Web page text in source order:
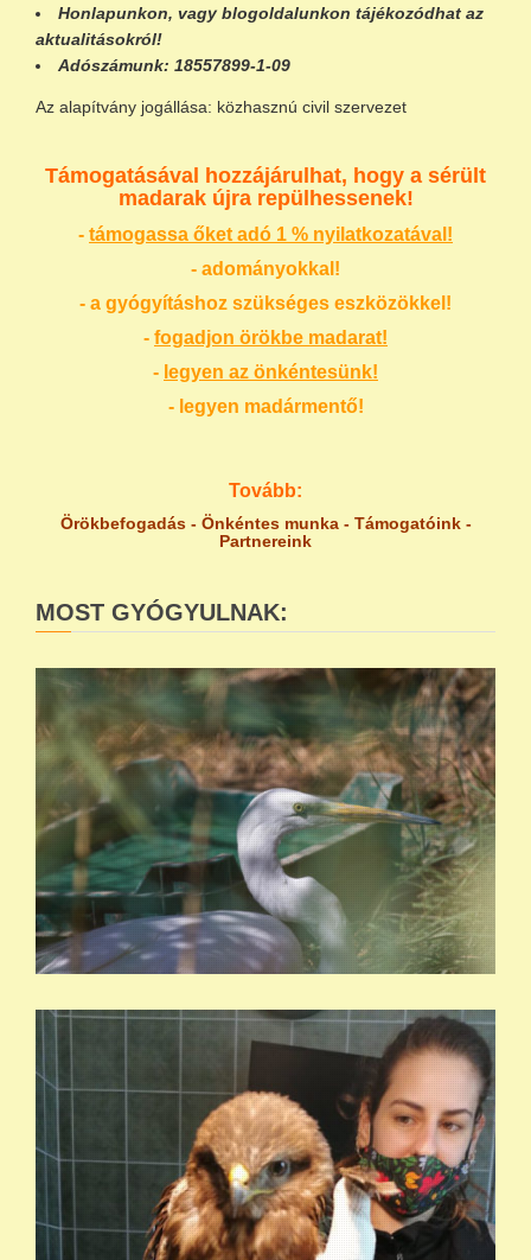
Honlapunkon, vagy blogoldalunkon tájékozódhat az
aktualitásokról!
Adószámunk: 18557899-1-09
Az alapítvány jogállása: közhasznú civil szervezet
Támogatásával hozzájárulhat, hogy a sérült
madarak újra repülhessenek!
- támogassa őket adó 1 % nyilatkozatával!
- adományokkal!
- a gyógyításhoz szükséges eszközökkel!
- fogadjon örökbe madarat!
- legyen az önkéntesünk!
- legyen madármentő!
Tovább:
Örökbefogadás - Önkéntes munka- Támogatóink-
Partnereink
MOST GYÓGYULNAK: